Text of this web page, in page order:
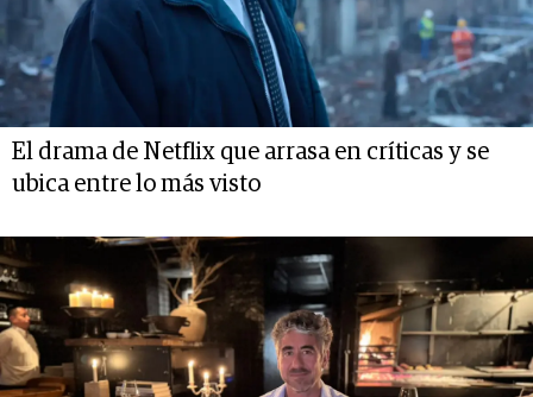
El drama de Netflix que arrasa en críticas y se
ubica entre lo más visto